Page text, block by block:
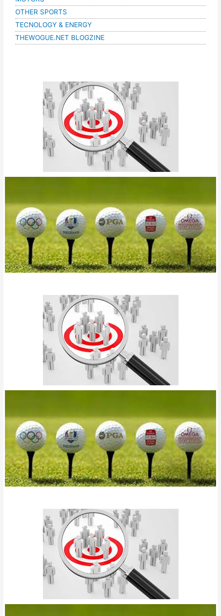
OTHER SPORTS
TECNOLOGY & ENERGY
THEWOGUE.NET BLOGZINE